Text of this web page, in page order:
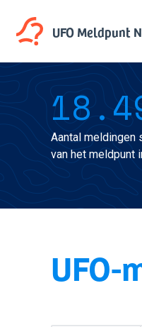
UFO Meldpunt
Aantal meldingen
van het meldpunt
UFO-